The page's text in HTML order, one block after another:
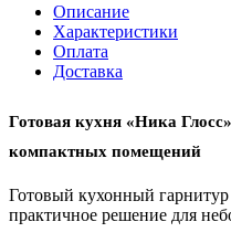
Описание
Характеристики
Оплата
Доставка
Готовая кухня «Ника
компактных помещений
Готовый кухонный
практичное решение для